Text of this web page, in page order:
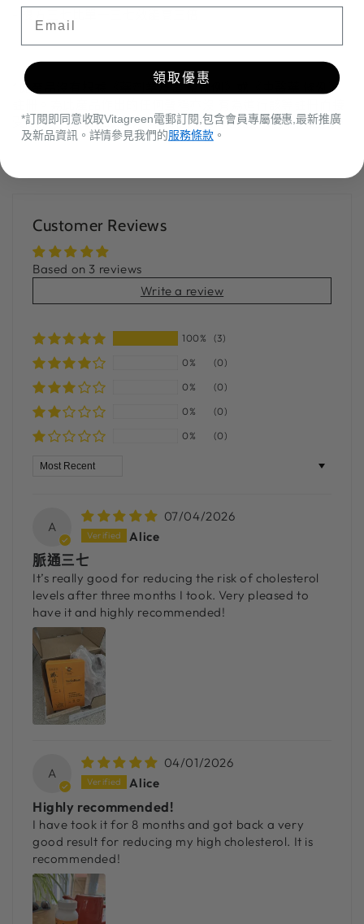
*此產品沒有根據《藥劑業及毒 藥條例》或《中醫藥 條例》
受 評核。此產品並不供作診斷、 治療或預防任何疾病之用。
Customer Reviews
Based on 3 reviews
Write a review
100%
(3)
0%
(0)
0%
(0)
0%
(0)
0%
(0)
Sort by
A
07/04/2026
Alice
脈通三七
It’s really good for reducing the risk of cholesterol
levels after three months I took. Very pleased to
have it and highly recommended!
A
04/01/2026
Alice
Highly recommended!
I have took it for 8 months and got back a very
good result for reducing my high cholesterol. It is
recommended!
領取優惠
*訂閱即同意收取Vitagreen電郵訂閱,包含會員專屬優惠,最新推廣
及新品資訊。詳情參見我們的服務條款。